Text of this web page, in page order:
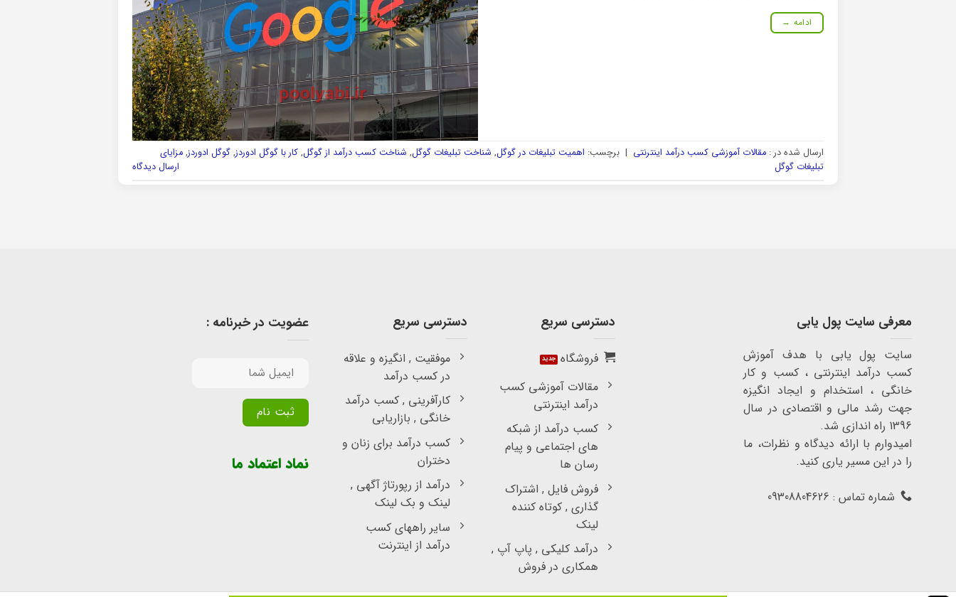
ادامه →
ارسال شده در :مقالات آموزشی کسب درآمد اینترنتی | برچسب: اهمیت تبلیغات در گوگل, شناخت تبلیغات گوگل, شناخت کسب درآمد از گوگل,کار با گوگل ادوردز,گوگل ادوردز,مزایای
تبلیغات گوگل
ارسال دیدگاه
معرفی سایت پول یابی
سایت پول یابی با هدف آموزش
کسب درآمد اینترنتی ، کسب و کار
خانگی ، استخدام و ایجاد انگیزه
جهت رشد مالی و اقتصادی در سال
1396 راه اندازی شد.
امیدوارم با ارائه دیدگاه و نظرات، ما
را در این مسیر یاری کنید.
شماره تماس : 09308804626
دسترسی سریع
فروشگاه
مقالات آموزشی کسب
درآمد اینترنتی
کسب درآمد از شبکه
های اجتماعی و پیام
رسان ها
فروش فایل , اشتراک
گذاری , کوتاه کننده
لینک
درآمد کلیکی , پاپ آپ ,
همکاری در فروش
دسترسی سریع
موفقیت , انگیزه و علاقه
در کسب درآمد
کارآفرینی , کسب درآمد
خانگی , بازاریابی
کسب درآمد برای زنان و
دختران
درآمد از رپورتاژ آگهی ,
لینک و بک لینک
سایر راههای کسب
درآمد از اینترنت
عضویت در خبرنامه :
نماد اعتماد ما